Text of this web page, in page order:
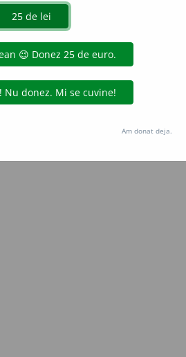
dexonline (https://dexonline.ro)
prin orice metode de extragere automată
seturilor de date oferite oficial spre utilizare
Hosterion
Am donat deja.